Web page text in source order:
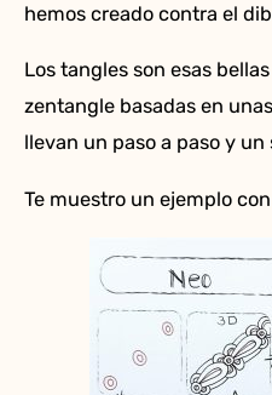
hemos creado contra el
Los tangles son esas
zentangle basadas en
llevan un paso a paso y un
Te muestro un ejemplo con